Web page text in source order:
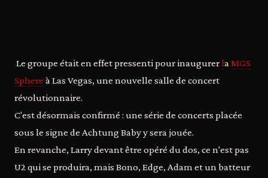
Le groupe était en effet pressenti pour inaugurerlaMGS
Sphere à Las Vegas, une nouvelle salle de concert
révolutionnaire.
C'est désormais confirmé : une série de concerts placée
sous le signe de Achtung Baby y sera jouée.
En revanche, Larry devant être opéré du dos, ce n'est pas
U2 qui se produira, mais Bono, Edge, Adam et un batteur